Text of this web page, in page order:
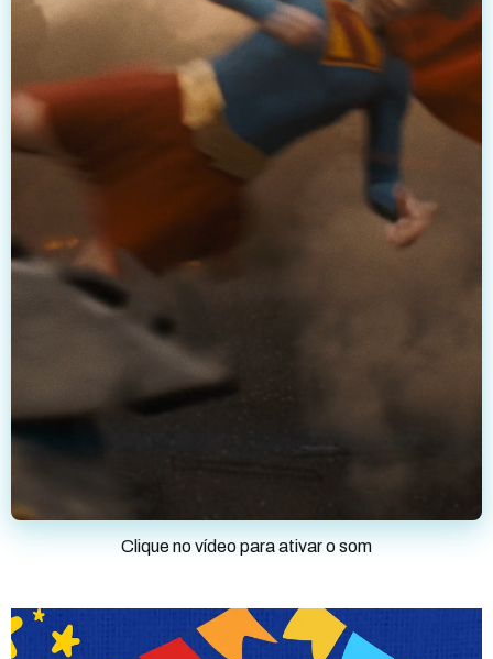
Clique no vídeo para ativar o som